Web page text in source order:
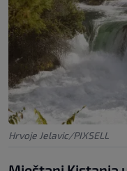
Hrvoje Jelavic/PIXSELL